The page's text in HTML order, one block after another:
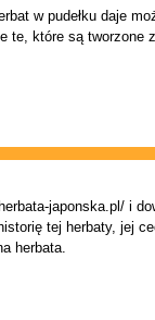
w pudełku daje
te, które są tworzone
japonska.pl/ i
tej herbaty, jej
herbata.